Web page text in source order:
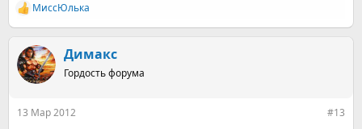
Р
е
к
ц
и
МиссЮлька
Димакс
Гордость форума
13 Мар 2012 #13